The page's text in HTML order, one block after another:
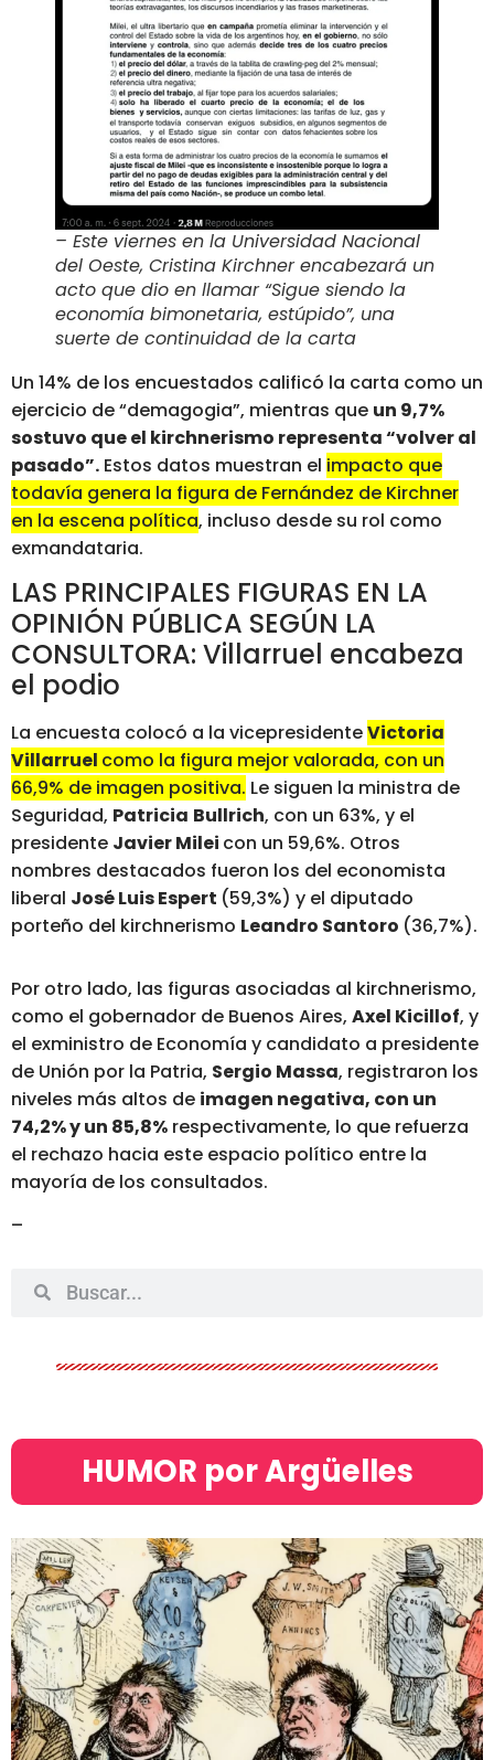
– Este viernes en la Universidad Nacional
del Oeste, Cristina Kirchner encabezará un
acto que dio en llamar “Sigue siendo la
economía bimonetaria, estúpido”, una
suerte de continuidad de la carta
Un 14% de los encuestados calificó la carta como un
ejercicio de “demagogia”, mientras que un 9,7%
sostuvo que el kirchnerismo representa “volver al
pasado”. Estos datos muestran el impacto que
todavía genera la figura de Fernández de Kirchner
en la escena política, incluso desde su rol como
exmandataria.
LAS PRINCIPALES FIGURAS EN LA
OPINIÓN PÚBLICA SEGÚN LA
CONSULTORA: Villarruel encabeza
el podio
La encuesta colocó a la vicepresidenteVictoria
Villarruel como la figura mejor valorada, con un
66,9% de imagen positiva. Le siguen la ministra de
Seguridad, Patricia Bullrich, con un 63%, y el
presidente Javier Milei con un 59,6%. Otros
nombres destacados fueron los del economista
liberal José Luis Espert (59,3%) y el diputado
porteño del kirchnerismo Leandro Santoro (36,7%).
Por otro lado, las figuras asociadas al kirchnerismo,
como el gobernador de Buenos Aires, Axel Kicillof, y
el exministro de Economía y candidato a presidente
de Unión por la Patria, Sergio Massa, registraron los
niveles más altos de imagen negativa, con un
74,2% y un 85,8% respectivamente, lo que refuerza
el rechazo hacia este espacio político entre la
mayoría de los consultados.
–
HUMOR por Argüelles​